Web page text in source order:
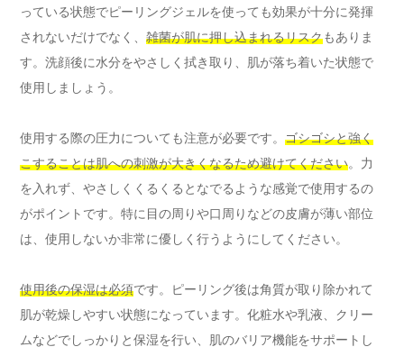
っている状態でピーリングジェルを使っても効果が十分に発揮
されないだけでなく、 雑菌が肌に押し込まれるリスクもありま
す。洗顔後に水分をやさしく拭き取り、肌が落ち着いた状態で
使用しましょう。
使用する際の圧力についても注意が必要です。 ゴシゴシと強く
こすることは肌への刺激が大きくなるため避けてください。力
を入れず、やさしくくるくるとなでるような感覚で使用するの
がポイントです。特に目の周りや口周りなどの皮膚が薄い部位
は、使用しないか非常に優しく行うようにしてください。
使用後の保湿は必須です。ピーリング後は角質が取り除かれて
肌が乾燥しやすい状態になっています。化粧水や乳液、クリー
ムなどでしっかりと保湿を行い、肌のバリア機能をサポートし